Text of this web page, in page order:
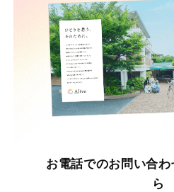
お電話でのお問い合
ら